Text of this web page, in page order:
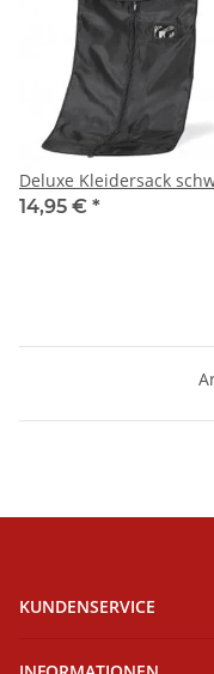
Deluxe Kleidersack
14,95 € *
KUNDENSERVICE